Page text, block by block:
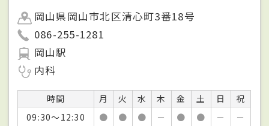
岡山県岡山市北区清心町3番18号
086-255-1281
岡山駅
内科
時間 月 火 水 木 金 土 日
祝
09:30～12:30
● ● ● － ● ● －
－